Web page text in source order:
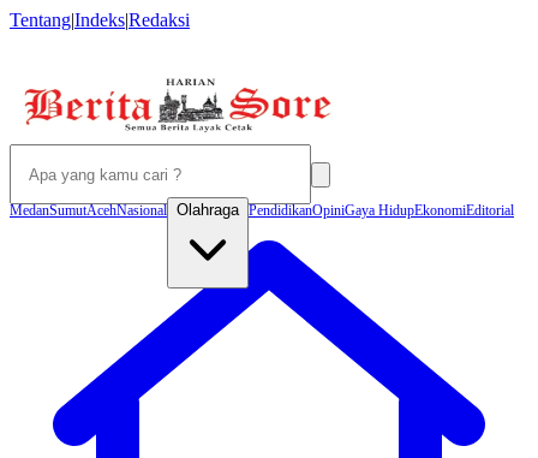
Tentang|Indeks|Redaksi
MedanSumutAcehNasional Olahraga PendidikanOpiniGaya HidupEkonomiEditorial